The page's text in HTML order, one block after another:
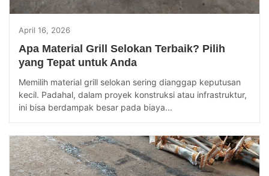
April 16, 2026
Apa Material Grill Selokan Terbaik? Pilih
yang Tepat untuk Anda
Memilih material grill selokan sering dianggap keputusan
kecil. Padahal, dalam proyek konstruksi atau infrastruktur,
ini bisa berdampak besar pada biaya...